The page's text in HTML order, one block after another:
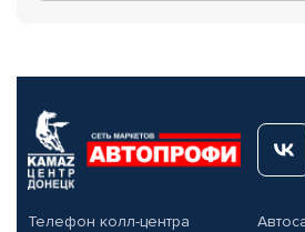
Телефон колл-центра